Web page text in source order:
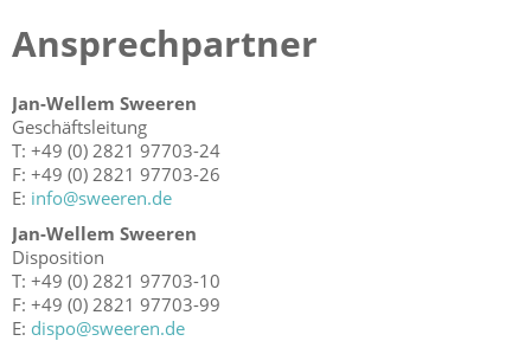
Ansprechpartner
Jan-Wellem Sweeren
Geschäftsleitung
T: +49 (0) 2821 97703-24
F: +49 (0) 2821 97703-26
E: info@sweeren.de
Jan-Wellem Sweeren
Disposition
T: +49 (0) 2821 97703-10
F: +49 (0) 2821 97703-99
E: dispo@sweeren.de